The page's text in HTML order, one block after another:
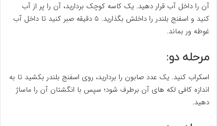
آن را داخل آب قرار دهید. یک کاسه کوچک بردارید، آن را پر از آب
کنید و اسفنج بلندر را داخلش بگذارید. 5 دقیقه صبر کنید تا داخل آب
غوطه ور بماند.
مرحله دو:
اسکراب کنید. یک عدد صابون را بردارید، روی اسفنج بلندر بکشید تا به
اندازه کافی لکه های آن برطرف شود؛ سپس با انگشتان آن را ماساژ
دهید.